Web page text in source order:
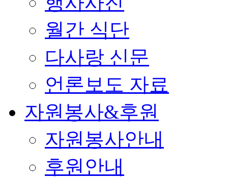
월간 식단
다사랑 신문
언론보도 자료
자원봉사&후원
자원봉사안내
후원안내